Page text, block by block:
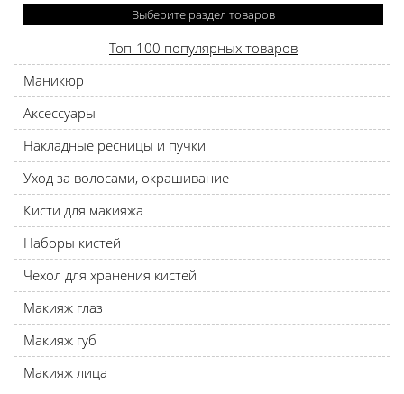
Выберите раздел товаров
Топ-100 популярных товаров
Маникюр
Аксессуары
Накладные ресницы и пучки
Уход за волосами, окрашивание
Кисти для макияжа
Наборы кистей
Чехол для хранения кистей
Макияж глаз
Макияж губ
Макияж лица